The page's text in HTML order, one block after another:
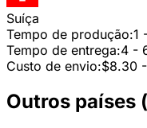
Suíça
Tempo de produção:1
Tempo de entrega:4 -
Custo de envio:$8.30
Outros países